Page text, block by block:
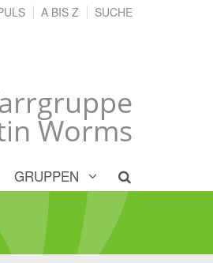
Worms
A BIS Z SUCHE
GRUPPEN